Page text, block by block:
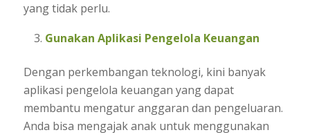
yang tidak perlu.
Gunakan Aplikasi Pengelola Keuangan
Dengan perkembangan teknologi, kini banyak
aplikasi pengelola keuangan yang dapat
membantu mengatur anggaran dan pengeluaran.
Anda bisa mengajak anak untuk menggunakan